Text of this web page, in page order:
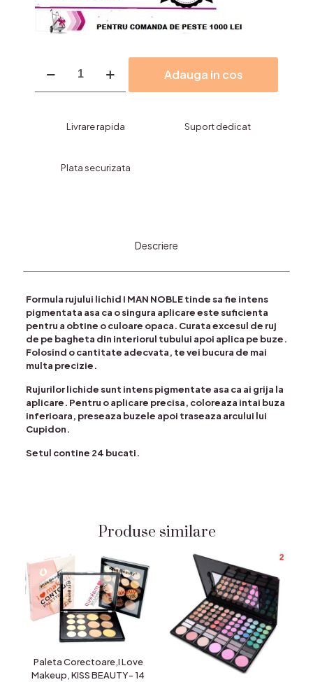
Ruj
longlasting
Adauga in cos
Livrare rapida Suport dedicat
Plata securizata
Descriere
Formula rujului lichid I MAN NOBLE tinde sa fie intens
pigmentata asa ca o singura aplicare este suficienta
pentru a obtine o culoare opaca. Curata excesul de ruj
de pe bagheta din interiorul tubului apoi aplica pe buze.
Folosind o cantitate adecvata, te vei bucura de mai
multa precizie.
Rujurilor lichide sunt intens pigmentate asa ca ai grija la
aplicare. Pentru o aplicare precisa, coloreaza intai buza
inferioara, preseaza buzele apoi traseaza arcului lui
Cupidon.
Setul contine 24 bucati.
Produse similare
Paleta Corectoare,I Love
Makeup, KISS BEAUTY- 14